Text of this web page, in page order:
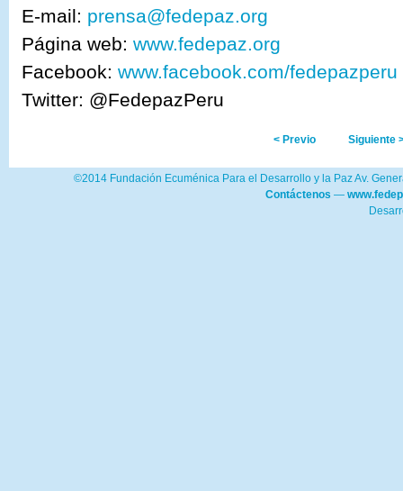
E-mail: prensa@fedepaz.org
Página web:www.fedepaz.org
Facebook:www.facebook.com/fedepazperu
Twitter: @FedepazPeru
< Previo Siguiente
©2014 Fundación Ecuménica Para el Desarrollo y la Paz Av.
Contáctenos —